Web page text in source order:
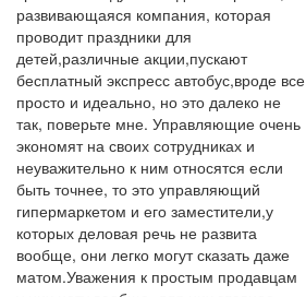
развивающаяся компания, которая
проводит праздники для
детей,различные акции,пускают
бесплатный экспресс автобус,вроде все
просто и идеально, но это далеко не
так, поверьте мне. Управляющие очень
экономят на своих сотрудниках и
неуважительно к ним относятся если
быть точнее, то это управляющий
гипермаркетом и его заместители,у
которых деловая речь не развита
вообще, они легко могут сказать даже
матом.Уважения к простым продавцам